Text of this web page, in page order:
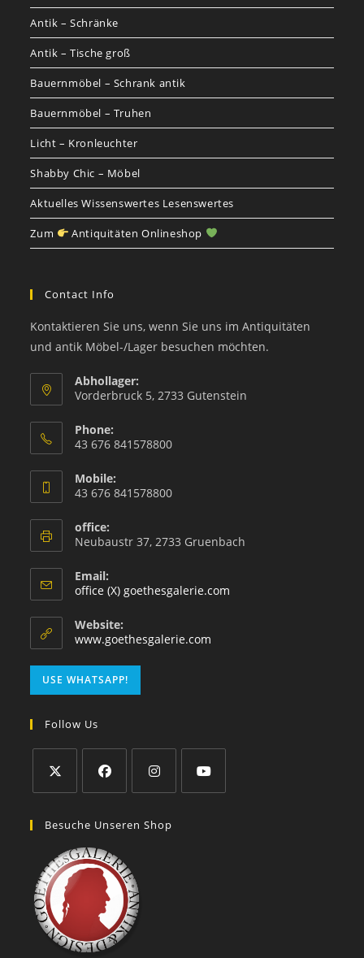
Antik – Schränke
Antik – Tische groß
Bauernmöbel – Schrank antik
Bauernmöbel – Truhen
Licht – Kronleuchter
Shabby Chic – Möbel
Aktuelles Wissenswertes Lesenswertes
Zum Antiquitäten Onlineshop
Contact Info
Kontaktieren Sie uns, wenn Sie uns im Antiquitäten
und antik Möbel-/Lager besuchen möchten.
Abhollager:
Vorderbruck 5, 2733 Gutenstein
Phone:
43 676 841578800
Mobile:
43 676 841578800
office:
Neubaustr 37, 2733 Gruenbach
Email:
office (X) goethesgalerie.com
Website:
www.goethesgalerie.com
USE WHATSAPP!
Follow Us
Besuche Unseren Shop